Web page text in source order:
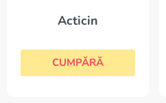
Acticin
CUMPĂRĂ